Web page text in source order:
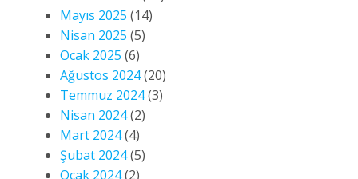
Mayıs 2025 (14)
Nisan 2025 (5)
Ocak 2025 (6)
Ağustos 2024(20)
Temmuz 2024(3)
Nisan 2024(2)
Mart 2024(4)
Şubat 2024(5)
Ocak 2024(2)